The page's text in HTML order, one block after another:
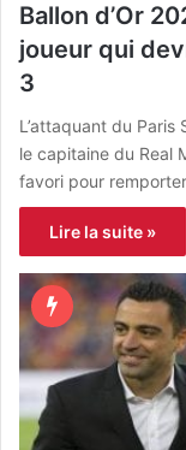
Ballon d’Or
joueur qui
3
L’attaquant du
le capitaine du Real
favori pour
Lire la suite »